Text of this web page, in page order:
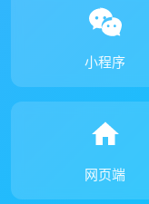
小程序
网页端